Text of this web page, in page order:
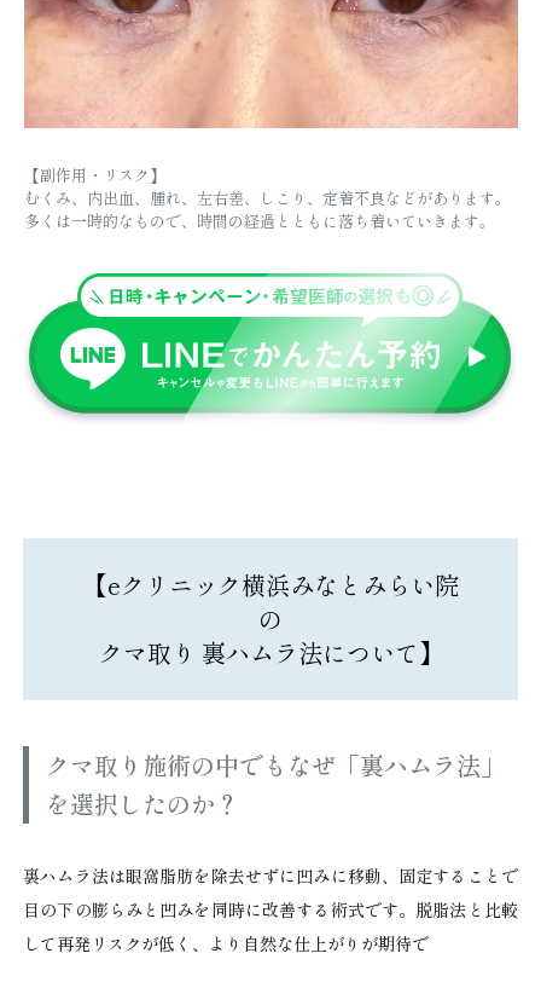
【副作用・リスク】
むくみ、内出血、腫れ、左右差、しこり、定着不良などがあります。
多くは一時的なもので、時間の経過とともに落ち着いていきます。
【eクリニック横浜みなとみらい院
の
クマ取り 裏ハムラ法について】
クマ取り施術の中でもなぜ「裏ハムラ法」
を選択したのか？
裏ハムラ法は眼窩脂肪を除去せずに凹みに移動、固定することで
目の下の膨らみと凹みを同時に改善する術式です。脱脂法と比較
して再発リスクが低く、より自然な仕上がりが期待で